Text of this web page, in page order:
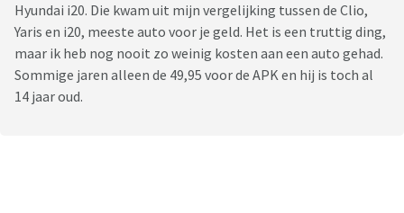
Hyundai i20. Die kwam uit mijn vergelijking tussen de Clio,
Yaris en i20, meeste auto voor je geld. Het is een truttig ding,
maar ik heb nog nooit zo weinig kosten aan een auto gehad.
Sommige jaren alleen de 49,95 voor de APK en hij is toch al
14 jaar oud.